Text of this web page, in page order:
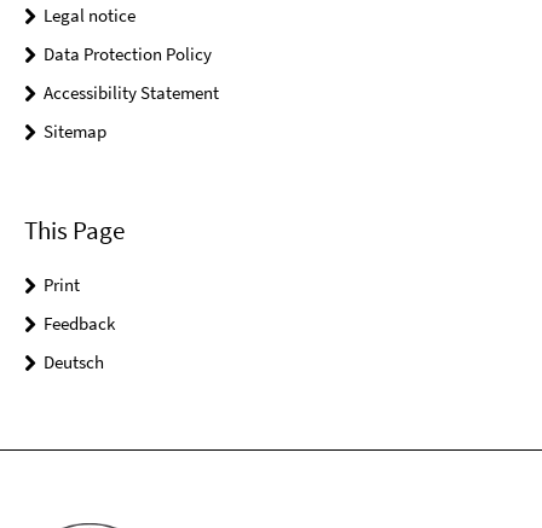
Legal notice
Data Protection Policy
Accessibility Statement
Sitemap
This Page
Print
Feedback
Deutsch